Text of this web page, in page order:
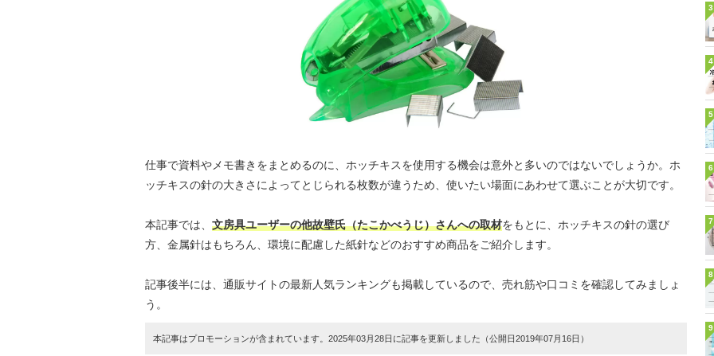
仕事で資料やメモ書きをまとめるのに、ホッチキスを使用する機会は意外と多いのではないでしょうか。ホ
ッチキスの針の大きさによってとじられる枚数が違うため、使いたい場面にあわせて選ぶことが大切です。
本記事では、 文房具ユーザーの他故壁氏（たこかべうじ）さんへの取材をもとに、ホッチキスの針の選び
方、金属針はもちろん、環境に配慮した紙針などのおすすめ商品をご紹介します。
記事後半には、通販サイトの最新人気ランキングも掲載しているので、売れ筋や口コミを確認してみましょ
う。
本記事はプロモーションが含まれています。2025年03月28日に記事を更新しました（公開日2019年07月16日）
3
4
5
6
7
8
9